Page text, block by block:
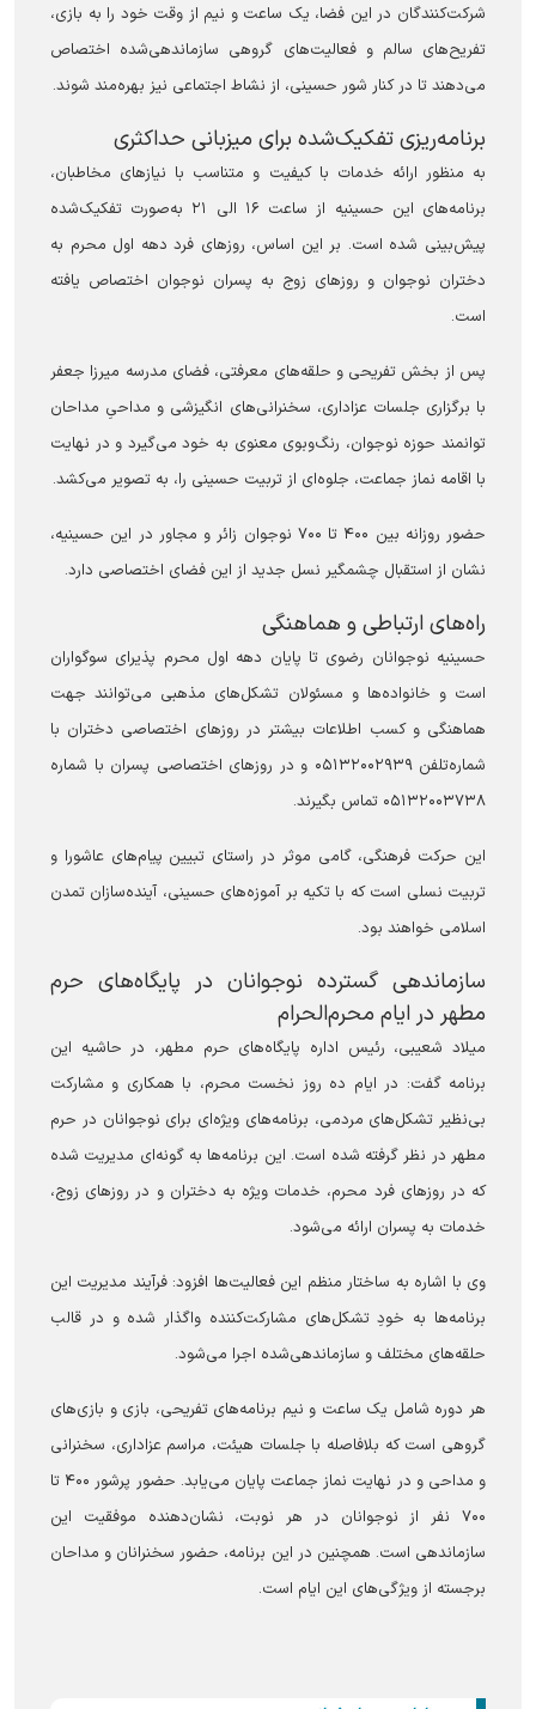
شرکت‌کنندگان در این فضا، یک ساعت و نیم از وقت خود را به بازی،
تفریح‌های سالم و فعالیت‌های گروهی سازماندهی‌شده اختصاص
می‌دهند تا در کنار شور حسینی، از نشاط اجتماعی نیز بهره‌مند شوند.
برنامه‌ریزی تفکیک‌شده برای میزبانی حداکثری
به منظور ارائه خدمات با کیفیت و متناسب با نیازهای مخاطبان،
برنامه‌های این حسینیه از ساعت ۱۶ الی ۲۱ به‌صورت تفکیک‌شده
پیش‌بینی شده است. بر این اساس، روزهای فرد دهه اول محرم به
دختران نوجوان و روزهای زوج به پسران نوجوان اختصاص یافته
است.
پس از بخش تفریحی و حلقه‌های معرفتی، فضای مدرسه میرزا جعفر
با برگزاری جلسات عزاداری، سخنرانی‌های انگیزشی و مداحیِ مداحان
توانمند حوزه نوجوان، رنگ‌وبوی معنوی به خود می‌گیرد و در نهایت
با اقامه نماز جماعت، جلوه‌ای از تربیت حسینی را، به تصویر می‌کشد.
حضور روزانه بین ۴۰۰ تا ۷۰۰ نوجوان زائر و مجاور در این حسینیه،
نشان از استقبال چشمگیر نسل جدید از این فضای اختصاصی دارد.
راه‌های ارتباطی و هماهنگی
حسینیه نوجوانان رضوی تا پایان دهه اول محرم پذیرای سوگواران
است و خانواده‌ها و مسئولان تشکل‌های مذهبی می‌توانند جهت
هماهنگی و کسب اطلاعات بیشتر در روز‌های اختصاصی دختران با
شماره‌تلفن ۰۵۱۳۲۰۰۲۹۳۹ و در روز‌های اختصاصی پسران با شماره
۰۵۱۳۲۰۰۳۷۳۸ تماس بگیرند.
این حرکت فرهنگی، گامی موثر در راستای تبیین پیام‌های عاشورا و
تربیت نسلی است که با تکیه بر آموزه‌های حسینی، آینده‌سازان تمدن
اسلامی خواهند بود.
سازماندهی گسترده نوجوانان در پایگاه‌های حرم
مطهر در ایام محرم‌الحرام
میلاد شعیبی، رئیس اداره پایگاه‌های حرم مطهر، در حاشیه این
برنامه گفت: در ایام ده روز نخست محرم، با همکاری و مشارکت
بی‌نظیر تشکل‌های مردمی، برنامه‌های ویژه‌ای برای نوجوانان در حرم
مطهر در نظر گرفته شده است. این برنامه‌ها به گونه‌ای مدیریت شده
که در روزهای فرد محرم، خدمات ویژه به دختران و در روزهای زوج،
خدمات به پسران ارائه می‌شود.
وی با اشاره به ساختار منظم این فعالیت‌ها افزود: فرآیند مدیریت این
برنامه‌ها به خودِ تشکل‌های مشارکت‌کننده واگذار شده و در قالب
حلقه‌های مختلف و سازماندهی‌شده اجرا می‌شود.
هر دوره شامل یک ساعت و نیم برنامه‌های تفریحی، بازی و بازی‌های
گروهی است که بلافاصله با جلسات هیئت، مراسم عزاداری، سخنرانی
و مداحی و در نهایت نماز جماعت پایان می‌یابد. حضور پرشور ۴۰۰ تا
۷۰۰ نفر از نوجوانان در هر نوبت، نشان‌دهنده موفقیت این
سازماندهی است. همچنین در این برنامه، حضور سخنرانان و مداحان
برجسته‌ از ویژگی‌های این ایام است.